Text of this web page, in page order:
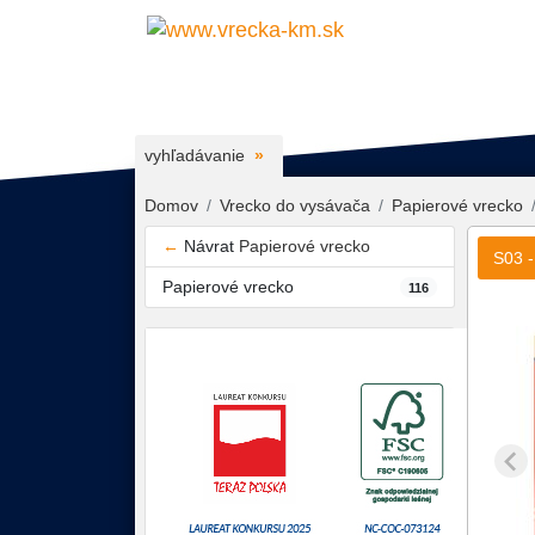
vyhľadávanie
Domov Vrecko do vysávača Papierové vrecko
← Návrat Papierové vrecko
Papierové vrecko 116
S03